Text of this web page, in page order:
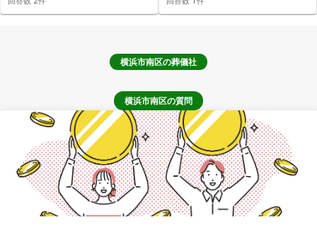
横浜市南区の葬儀社
横浜市南区の質問